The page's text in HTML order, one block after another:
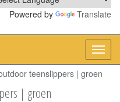
Powered by Translate
teenslippers | groen
| groen